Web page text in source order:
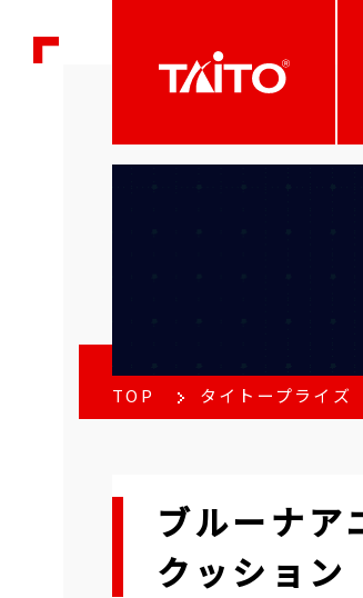
TOP タイトープライズ
ブルーナ
クッショ